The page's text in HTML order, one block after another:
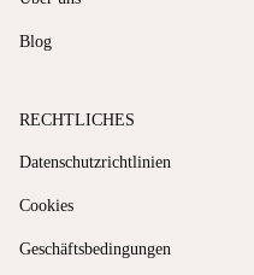
Blog
RECHTLICHES
Datenschutzrichtlinien
Cookies
Geschäftsbedingungen